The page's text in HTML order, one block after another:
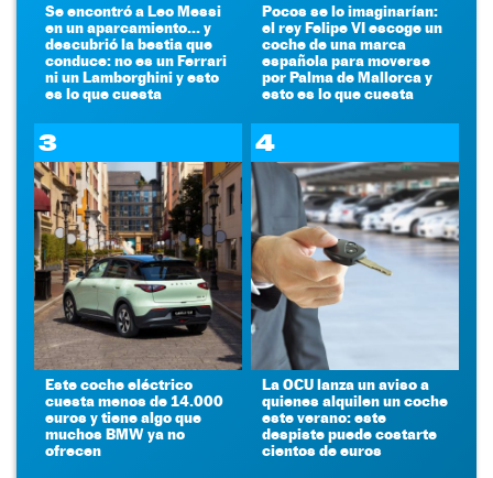
Se encontró a Leo Messi
en un aparcamiento... y
descubrió la bestia que
conduce: no es un Ferrari
ni un Lamborghini y esto
es lo que cuesta
Pocos se lo imaginarían:
el rey Felipe VI escoge un
coche de una marca
española para moverse
por Palma de Mallorca y
esto es lo que cuesta
3
Este coche eléctrico
cuesta menos de 14.000
euros y tiene algo que
muchos BMW ya no
ofrecen
4
La OCU lanza un aviso a
quienes alquilen un coche
este verano: este
despiste puede costarte
cientos de euros